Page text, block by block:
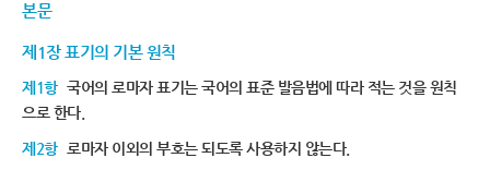
본문
제1장 표기의 기본 원칙
제1항 국어의 로마자 표기는 국어의 표준 발음법에 따라 적는 것을 원칙
으로 한다.
제2항 로마자 이외의 부호는 되도록 사용하지 않는다.